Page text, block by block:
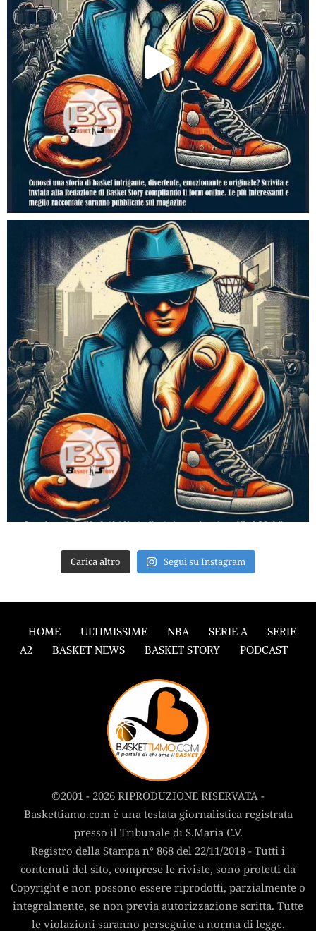
Carica altro Segui su Instagram
HOME ULTIMISSIME NBA SERIE A
SERIE
A2
BASKET NEWS BASKET STORY PODCAST
©2001 - 2026 RIPRODUZIONE RISERVATA -
Baskettiamo.com è una testata giornalistica registrata
presso il Tribunale di S.Maria C.V.
Registro della Stampa n° 868 del 22/11/2018 - Tutti i
contenuti del sito, comprese le riviste, sono protetti da
Copyright e non possono essere riprodotti, parzialmente o
integralmente, se non previa autorizzazione scritta. Tutte
le violazioni saranno perseguite a norma di legge.